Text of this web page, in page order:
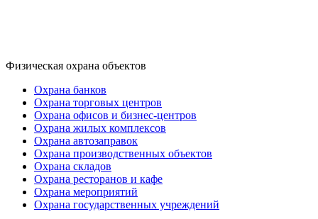
Физическая охрана объектов
Охрана банков
Охрана торговых центров
Охрана офисов и бизнес-центров
Охрана жилых комплексов
Охрана автозаправок
Охрана производственных объектов
Охрана складов
Охрана ресторанов и кафе
Охрана мероприятий
Охрана государственных учреждений